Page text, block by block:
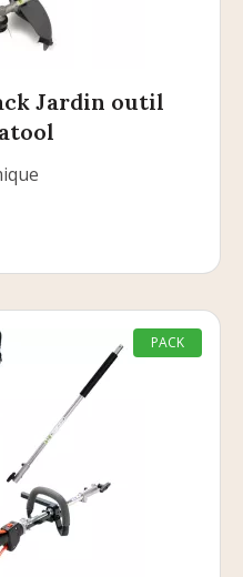
Jardin outil
PACK